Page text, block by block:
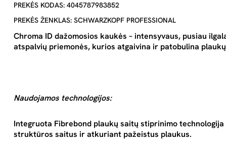
PREKĖS KODAS: 4045787983852
PREKĖS ŽENKLAS: SCHWARZKOPF PROFESSIONAL
Chroma ID dažomosios kaukės – intensyvaus, pusiau
atspalvių priemonės, kurios atgaivina ir patobulina
Naudojamos technologijos:
Integruota Fibrebond plaukų saitų stiprinimo
struktūros saitus ir atkuriant pažeistus plaukus.